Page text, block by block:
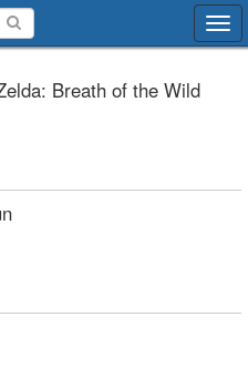
Breath of the Wild